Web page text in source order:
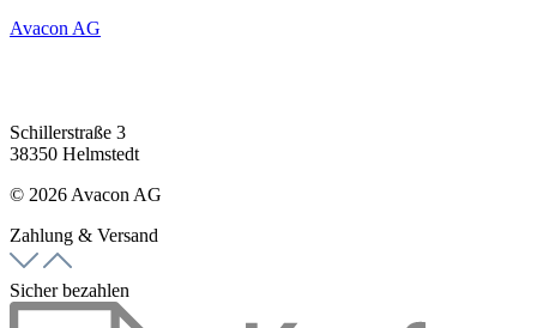
Avacon AG
Schillerstraße 3
38350 Helmstedt
© 2026 Avacon AG
Zahlung & Versand
Sicher bezahlen